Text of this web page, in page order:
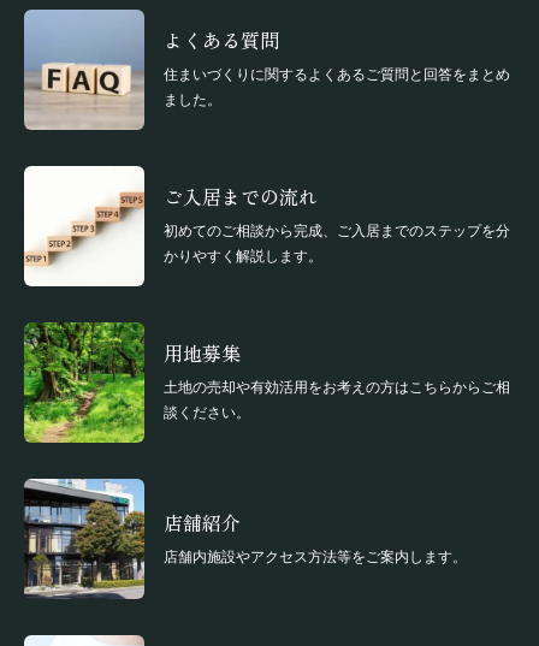
よくある質問
住まいづくりに関するよくあるご質問と回答をまとめ
ました。
ご入居までの流れ
初めてのご相談から完成、ご入居までのステップを分
かりやすく解説します。
用地募集
土地の売却や有効活用をお考えの方はこちらからご相
談ください。
店舗紹介
店舗内施設やアクセス方法等をご案内します。